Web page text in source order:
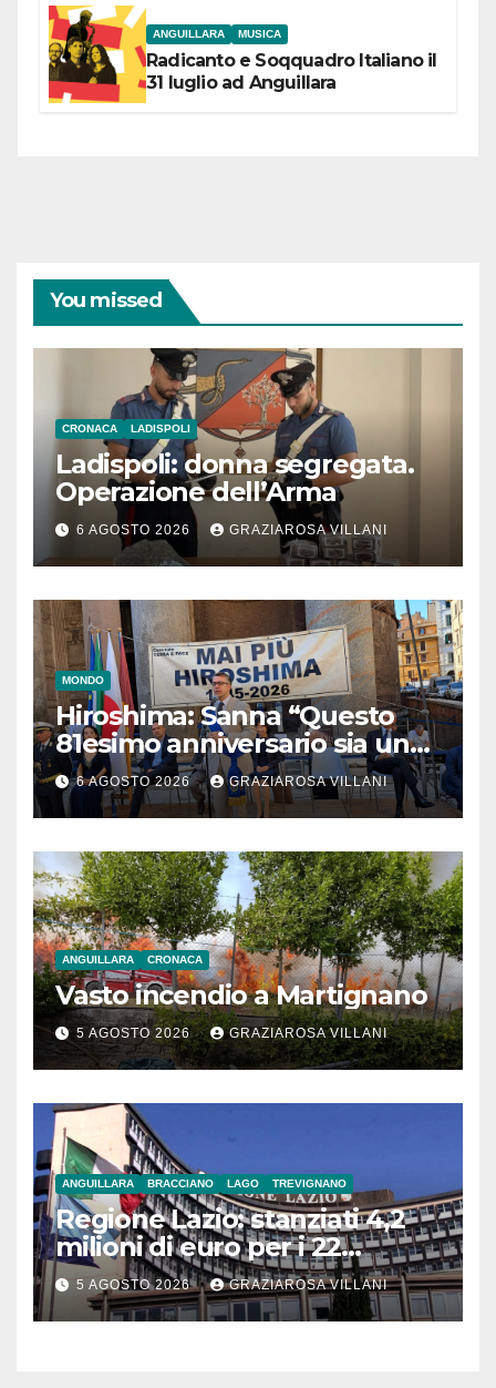
ANGUILLARA MUSICA
Radicanto e Soqquadro Italiano il
31 luglio ad Anguillara
You missed
CRONACA LADISPOLI
Ladispoli: donna segregata.
Operazione dell’Arma
6 AGOSTO 2026 GRAZIAROSA VILLANI
MONDO
Hiroshima: Sanna “Questo
81esimo anniversario sia un
monito per tutti”
6 AGOSTO 2026 GRAZIAROSA VILLANI
ANGUILLARA CRONACA
Vasto incendio a Martignano
5 AGOSTO 2026 GRAZIAROSA VILLANI
ANGUILLARA BRACCIANO LAGO TREVIGNANO
Regione Lazio: stanziati 4,2
milioni di euro per i 22
Comuni dell’Etruria
Meridionale
5 AGOSTO 2026 GRAZIAROSA VILLANI